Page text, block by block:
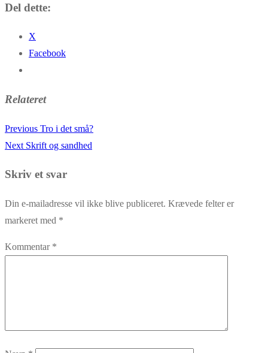
Del dette:
X
Facebook
Relateret
Indlægsnavigation
Previous Previous
post:
Tro i det små?
Next Next
Skrift og sandhed
Skriv et svar
Din e-mailadresse vil ikke blive publiceret. Krævede felter er
markeret med *
Kommentar *